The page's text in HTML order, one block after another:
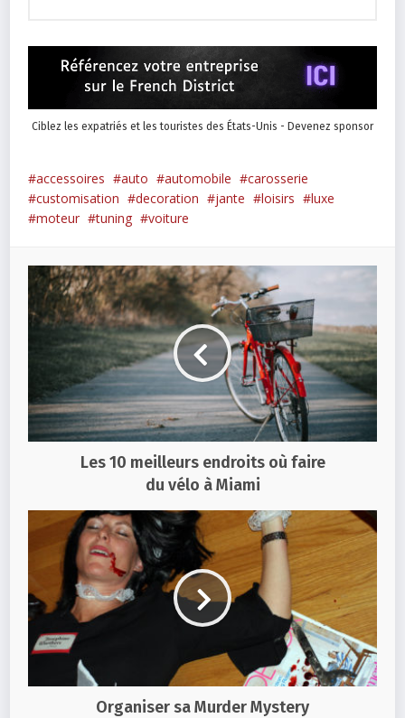
Ciblez les expatriés et les touristes des États-Unis - Devenez sponsor
accessoires auto automobile
carosserie
customisation
decoration jante loisirs
luxe
moteur
tuning voiture
Les 10 meilleurs endroits où faire
du vélo à Miami
Organiser sa Murder Mystery